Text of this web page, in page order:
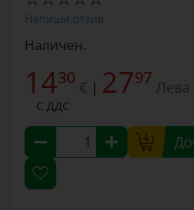
Напиши отзив
Наличен.
1430 € | 2797 Лева
С ДДС